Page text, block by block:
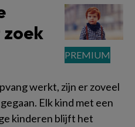
zoek
werkt, zijn er zoveel
Elk kind met een
kinderen blijft het